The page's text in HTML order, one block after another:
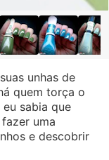
unhas de
quem torça o
sabia que
uma
e descobrir